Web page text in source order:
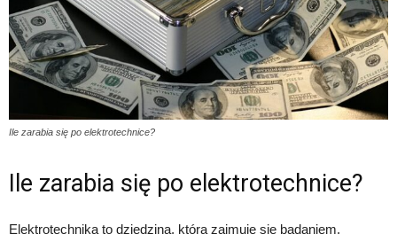
Ile zarabia się po elektrotechnice?
Ile zarabia się po elektrotechnice?
Elektrotechnika to dziedzina, która zajmuje się badaniem,